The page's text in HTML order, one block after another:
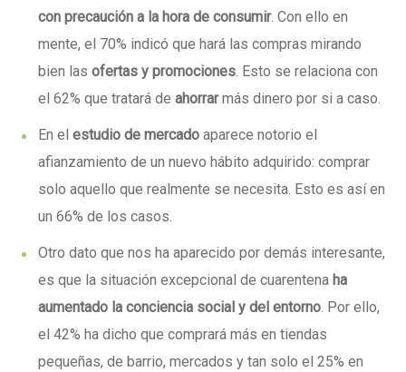
con precaución a la hora de consumir. Con ello en
mente, el 70% indicó que hará las compras mirando
bien lasofertas y promociones. Esto se relaciona con
el 62% que tratará de ahorrarmás dinero por si a caso.
En elestudio de mercadoaparece notorio el
afianzamiento de un nuevo hábito adquirido: comprar
solo aquello que realmente se necesita. Esto es así en
un 66% de los casos.
Otro dato que nos ha aparecido por demás interesante,
es que la situación excepcional de cuarentena ha
aumentado la conciencia social y del entorno. Por ello,
el 42% ha dicho que comprará más en tiendas
pequeñas, de barrio, mercados y tan solo el 25% en